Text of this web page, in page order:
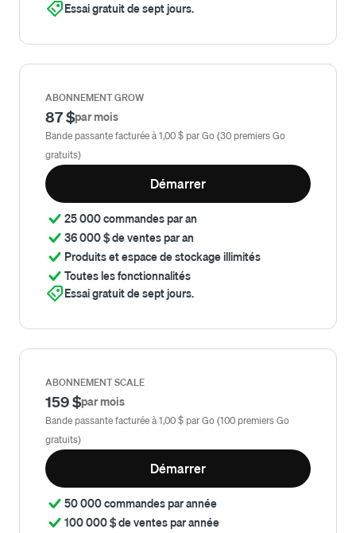
Essai gratuit de sept jours.
ABONNEMENT GROW
87 $par mois
Bande passante facturée à 1,00 $ par Go (30 premiers Go
gratuits)
Démarrer
25 000 commandes par an
36 000 $ de ventes par an
Produits et espace de stockage illimités
Toutes les fonctionnalités
Essai gratuit de sept jours.
ABONNEMENT SCALE
159 $par mois
Bande passante facturée à 1,00 $ par Go (100 premiers Go
gratuits)
Démarrer
50 000 commandes par année
100 000 $ de ventes par année